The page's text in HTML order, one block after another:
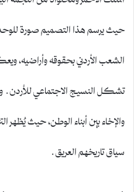
حيث يرسم هذا التصميم صورة
الشعب الأردني بحقوقه وأراضيه،
تشكل النسيج الاجتماعي للأردن.
والإخاء بين أبناء الوطن، حيث يُظهر
سياق تاريخهم العريق.